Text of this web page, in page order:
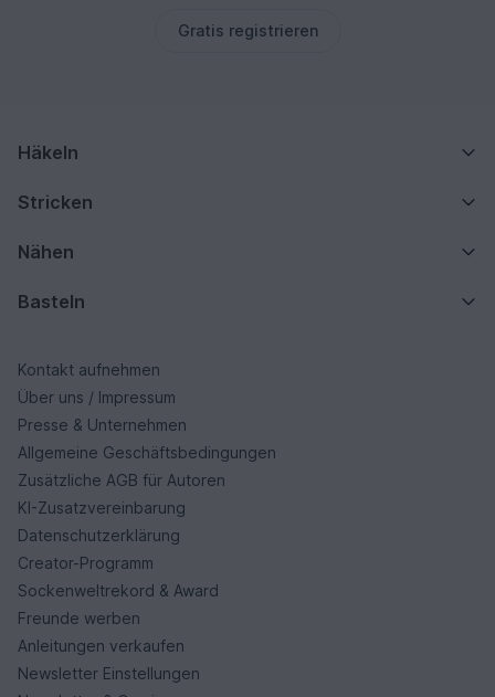
Gratis registrieren
Häkeln
Stricken
Nähen
Basteln
Kontakt aufnehmen
Über uns / Impressum
Presse & Unternehmen
Allgemeine Geschäftsbedingungen
Zusätzliche AGB für Autoren
KI-Zusatzvereinbarung
Datenschutzerklärung
Creator-Programm
Sockenweltrekord & Award
Freunde werben
Anleitungen verkaufen
Newsletter Einstellungen